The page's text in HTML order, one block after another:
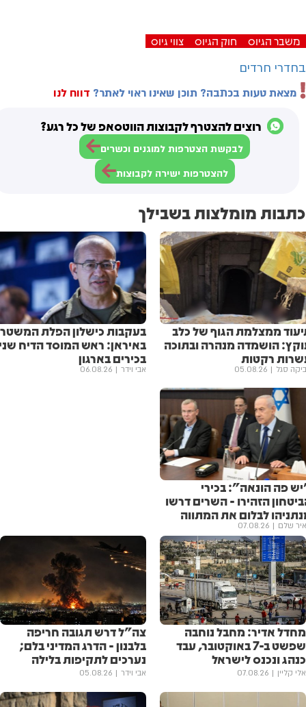
משבר הגיוס חוק הגיוס צווי גיוס
בחדרי חרדים
מצאת טעות בכתבה? תוכן שאינו ראוי לאתר? דווח לנו
רוצים להצטרף לקבוצות הווטסאפ של כל רגע?
לבקשת הצטרפות למוגנים וכשרים
להצטרפות ישירה לקבוצות
כתבות מומלצות בשבילך
ממצלמת הגוף של כלב
הושמדה מנהרה ובתוכה
רקטות
סגל 05.08.26
בעקבות כישלון הפלת המשטר
באיראן: ראש המוסד הדיח
בכירים בארגון
אבי וידר 06.08.26
פה הונאה": בכירי
הזהירו - השרים דרשו
לבלום את המתווה
שלם 07.08.26
מחדל אדיר: מחבל נוחבה
שפשט ב-7 באוקטובר, עבד
כנהג ונכנס לישראל
אלי קליין 07.08.26
צה"ל דרש תגובה חריפה
בלבנון - הדרג המדיני בלם;
נערכים לתקיפות בלילה
אבי וידר 05.08.26